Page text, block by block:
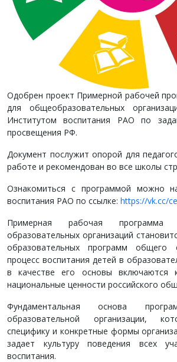
Одобрен проект Примерной рабочей
для общеобразовательных
Институтом воспитания РАО по
просвещения РФ.
Документ послужит опорой для
работе и рекомендован во все школы
Ознакомиться с программой можно
воспитания РАО по ссылке: https://vk.cc/
Примерная рабочая программа
образовательных организаций
образовательных программ
процесс воспитания детей в
в качестве его основы включаются
национальные ценности российского
Фундаментальная основа
образовательной организации,
специфику и конкретные формы
задает культуру поведения всех
воспитания.